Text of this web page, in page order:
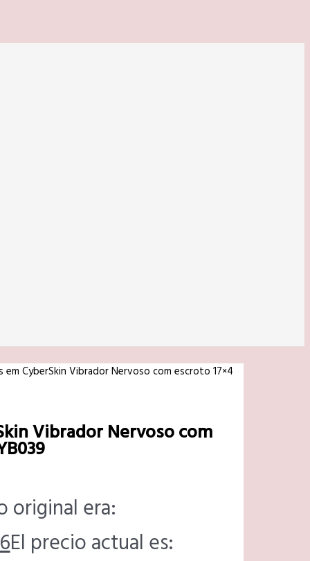
CyberSkin Vibrador Nervoso com escroto 17×4
Vibrador Nervoso com
original era:
El precio actual es: